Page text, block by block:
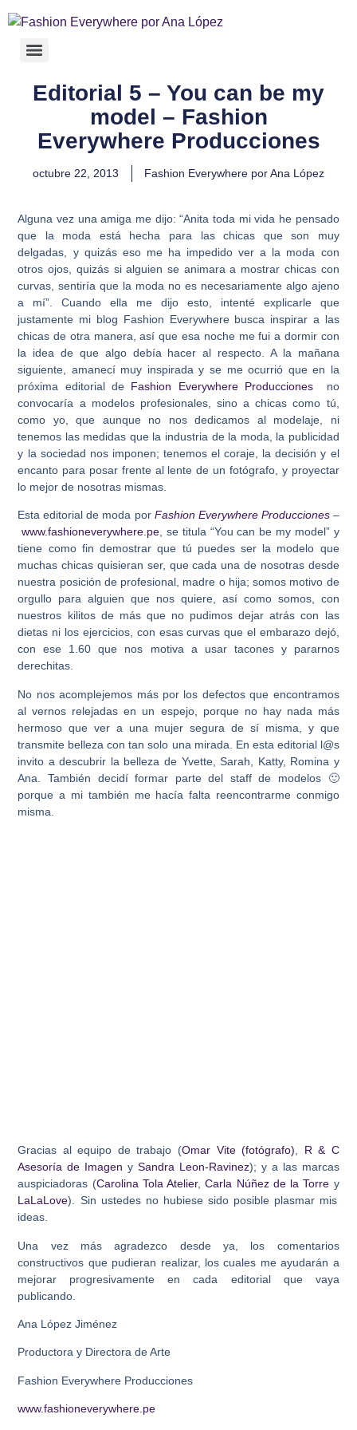
Editorial 5 – You can be my
model – Fashion
Everywhere Producciones
octubre 22, 2013 Fashion Everywhere por Ana López
Alguna vez una amiga me dijo: “Anita toda mi vida he pensado
que la moda está hecha para las chicas que son muy
delgadas, y quizás eso me ha impedido ver a la moda con
otros ojos, quizás si alguien se animara a mostrar chicas con
curvas, sentiría que la moda no es necesariamente algo ajeno
a mí”. Cuando ella me dijo esto, intenté explicarle que
justamente mi blog Fashion Everywhere busca inspirar a las
chicas de otra manera, así que esa noche me fui a dormir con
la idea de que algo debía hacer al respecto. A la mañana
siguiente, amanecí muy inspirada y se me ocurrió que en la
próxima editorial de Fashion Everywhere Producciones
no
convocaría a modelos profesionales, sino a chicas como tú,
como yo, que aunque no nos dedicamos al modelaje, ni
tenemos las medidas que la industria de la moda, la publicidad
y la sociedad nos imponen; tenemos el coraje, la decisión y el
encanto para posar frente al lente de un fotógrafo, y proyectar
lo mejor de nosotras mismas.
Esta editorial de moda por Fashion Everywhere Producciones –
www.fashioneverywhere.pe, se titula “You can be my model” y
tiene como fin demostrar que tú puedes ser la modelo que
muchas chicas quisieran ser, que cada una de nosotras desde
nuestra posición de profesional, madre o hija; somos motivo de
orgullo para alguien que nos quiere, así como somos, con
nuestros kilitos de más que no pudimos dejar atrás con las
dietas ni los ejercicios, con esas curvas que el embarazo dejó,
con ese 1.60 que nos motiva a usar tacones y pararnos
derechitas.
No nos acomplejemos más por los defectos que encontramos
al vernos relejadas en un espejo, porque no hay nada más
hermoso que ver a una mujer segura de sí misma, y que
transmite belleza con tan solo una mirada. En esta editorial l@s
invito a descubrir la belleza de Yvette, Sarah, Katty, Romina y
Ana. También decidí formar parte del staff de modelos 🙂
porque a mi también me hacía falta reencontrarme conmigo
misma.
Gracias al equipo de trabajo (Omar Vite (fotógrafo), R & C
Asesoría de Imagen ySandra Leon-Ravinez); y a las marcas
auspiciadoras (Carolina Tola Atelier,Carla Núñez de la Torre y
LaLaLove). Sin ustedes no hubiese sido posible plasmar mis
ideas.
Una vez más agradezco desde ya, los comentarios
constructivos que pudieran realizar, los cuales me ayudarán a
mejorar progresivamente en cada editorial que vaya
publicando.
Ana López Jiménez
Productora y Directora de Arte
Fashion Everywhere Producciones
www.fashioneverywhere.pe